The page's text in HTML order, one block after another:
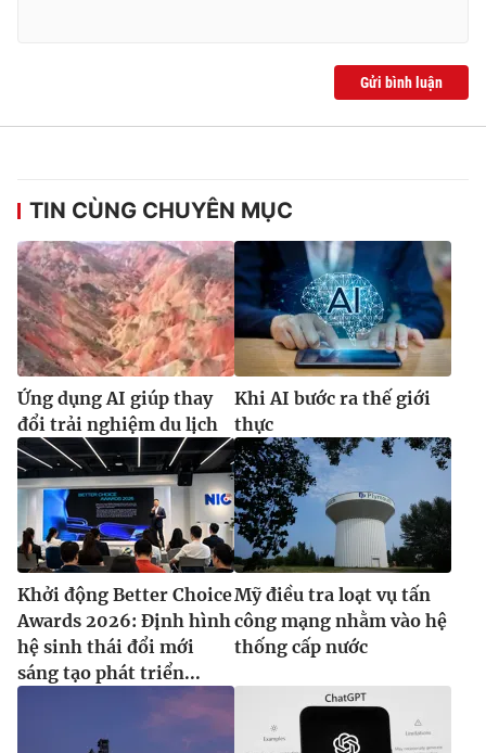
Gửi bình luận
TIN CÙNG CHUYÊN MỤC
Ứng dụng AI giúp thay
đổi trải nghiệm du lịch
Khi AI bước ra thế giới
thực
Khởi động Better Choice
Awards 2026: Định hình
hệ sinh thái đổi mới
sáng tạo phát triển...
Mỹ điều tra loạt vụ tấn
công mạng nhằm vào hệ
thống cấp nước